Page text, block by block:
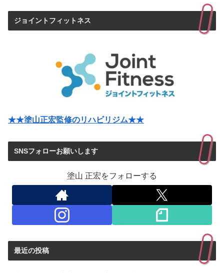
ジョイントフィットネス
★★塗山正宏監修のリハビリジム★★
SNSフォローお願いします
塗山 正宏をフォローする
最近の投稿